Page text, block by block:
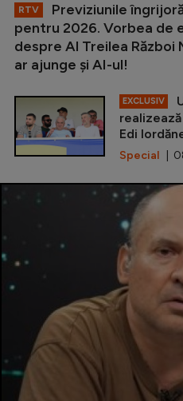
RTV
Previziunile
pentru 2026. Vorbea de
despre Al Treilea
ar ajunge și AI-ul!
EXCLUSIV
Edi
Special |